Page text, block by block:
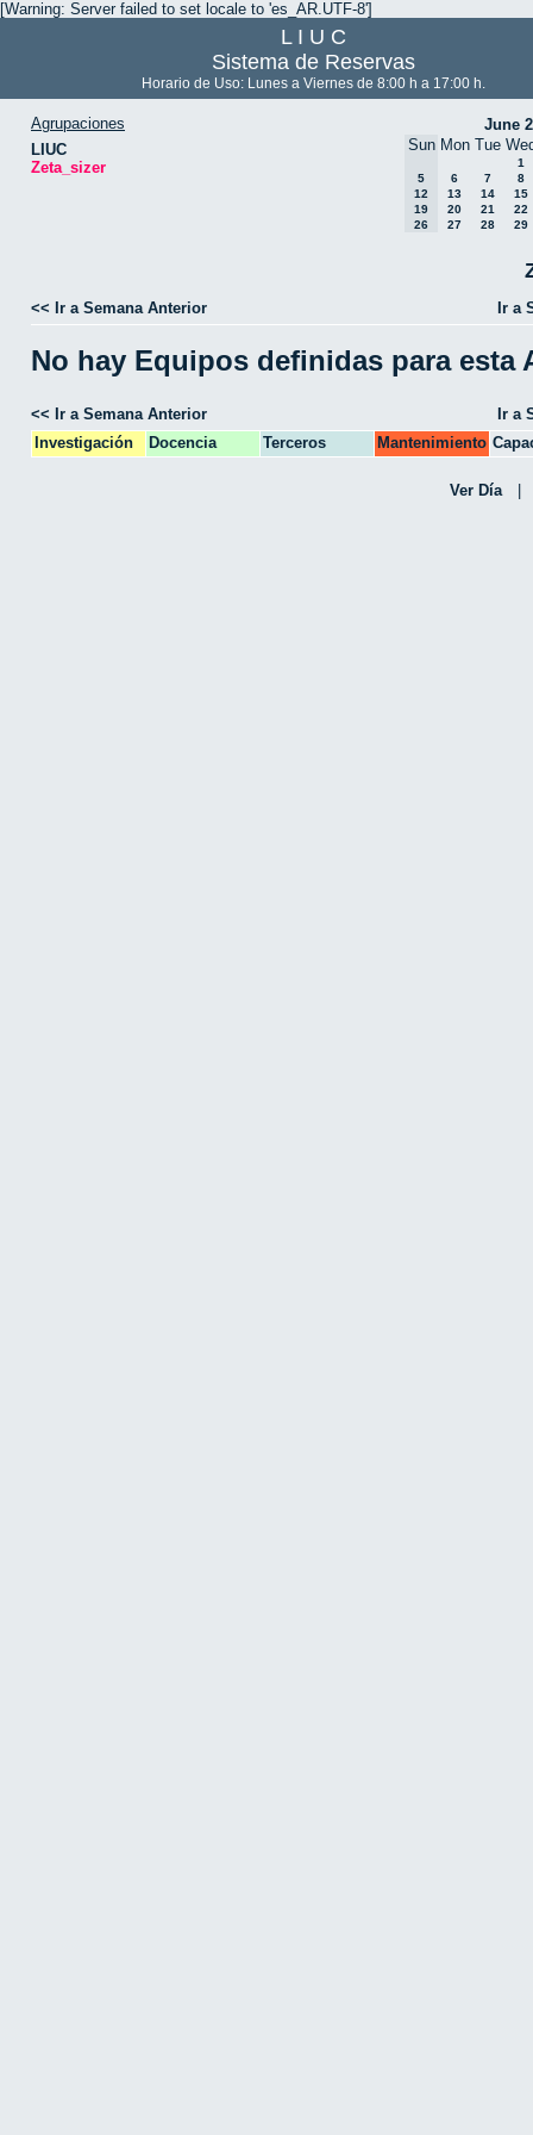
[Warning: Server failed to set locale to 'es_AR.UTF-8']
L I U C
Sistema de Reservas
Horario de Uso: Lunes a Viernes de 8:00 h a 17:00 h.
Agrupaciones
LIUC
Zeta_sizer
June
Sun Mon Tue
1
5
6 7
8
12
13 14
15
19
20 21
22
26
27 28 29
<< Ir a Semana Anterior Ir a
No hay Equipos definidas para esta
<< Ir a Semana Anterior
Ir a
Investigación
Docencia Terceros Mantenimiento
CPA
Ver Día
|